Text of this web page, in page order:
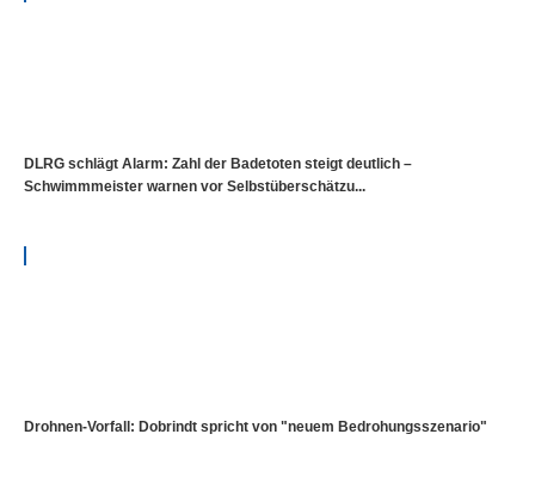
DLRG schlägt Alarm: Zahl der Badetoten steigt deutlich –
Schwimmmeister warnen vor Selbstüberschätzu...
Drohnen-Vorfall: Dobrindt spricht von "neuem Bedrohungsszenario"